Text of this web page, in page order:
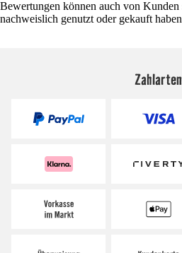
Bewertungen können auch von
nachweislich genutzt oder gekauft
Zahlarten